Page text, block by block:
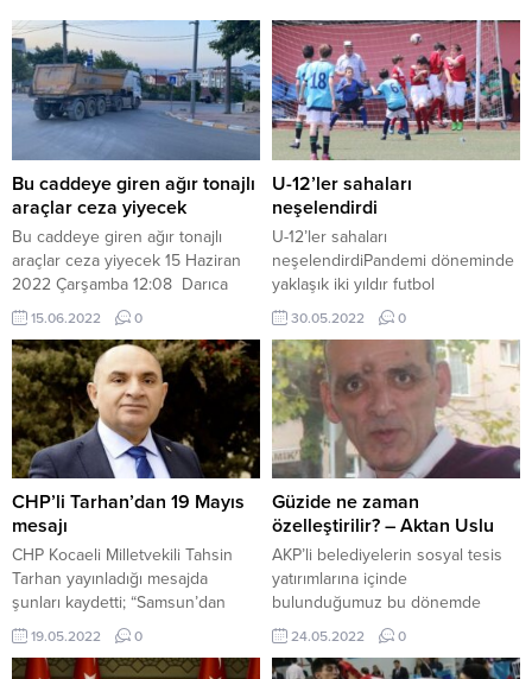
Bu caddeye giren ağır tonajlı
araçlar ceza yiyecek
Bu caddeye giren ağır tonajlı
araçlar ceza yiyecek 15 Haziran
2022 Çarşamba 12:08 Darıca
ilçesinde bulunan ve işlek olarak
kullanılan Battal Gazi
Caddesi’nde, vatandaşlar ağır
tonajlı araçların trafiğe sebep
olduğu gerekçesiyle
Cumhurbaşkanlığı İletişim
Merkezi’ne (CİMER) çok sayıda
şikayet dilekçesi yazdı. Bunun
üzerine harekete geçen yetkililer,
ağır tonajlı araçların
güzergahlarını değiştirerek,...
15.06.2022 0
U-12’ler sahaları
neşelendirdi
U-12’ler sahaları
neşelendirdiPandemi döneminde
yaklaşık iki yıldır futbol
sahalarından uzak kalan minik
futbolcular normale dönülmesiyle
yeniden sahne almaya başladılar.
30.05.2022 0
CHP’li Tarhan’dan 19 Mayıs
mesajı
CHP Kocaeli Milletvekili Tahsin
Tarhan yayınladığı mesajda
şunları kaydetti; “Samsun’dan
Anadolu’ya yayılan bağımsızlık ve
özgürlük mücadelesinin itici gücü
19 Mayıs Ruhu, özgür ve
19.05.2022 0
Güzide ne zaman
özelleştirilir? – Aktan Uslu
AKP’li belediyelerin sosyal tesis
yatırımlarına içinde
bulunduğumuz bu dönemde
ağırlık vermesi belediyelerin
kendi yerel projelerinden çok bir
genel merkez projesini
24.05.2022 0